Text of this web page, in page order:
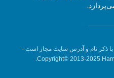
با ذکر نام و آدرس سایت مجاز است -
Copyright© 2013-2025